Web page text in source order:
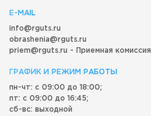
E-MAIL
info@rguts.ru
obrashenia@rguts.ru
priem@rguts.ru - Приемная комиссия
ГРАФИК И РЕЖИМ РАБОТЫ
пн-чт: с 09:00 до 18:00;
пт: с 09:00 до 16:45;
сб-вс: выходной